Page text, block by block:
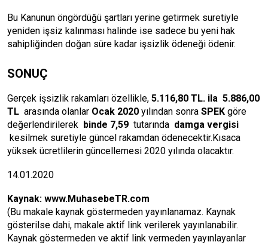
Bu Kanunun öngördüğü şartları yerine getirmek suretiyle
yeniden işsiz kalınması halinde ise sadece bu yeni hak
sahipliğinden doğan süre kadar işsizlik ödeneği ödenir.
SONUÇ
Gerçek işsizlik rakamları özellikle, 5.116,80 TL. ila 5.886,00
TL arasında olanlar Ocak 2020 yılından sonra SPEK göre
değerlendirilerek binde 7,59 tutarında damga vergisi
kesilmek suretiyle güncel rakamdan ödenecektir.Kısaca
yüksek ücretlilerin güncellemesi 2020 yılında olacaktır.
14.01.2020
Kaynak: www.MuhasebeTR.com
(Bu makale kaynak göstermeden yayınlanamaz. Kaynak
gösterilse dahi, makale aktif link verilerek yayınlanabilir.
Kaynak göstermeden ve aktif link vermeden yayınlayanlar